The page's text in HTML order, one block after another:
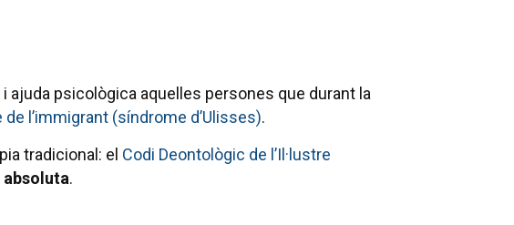
psicològica aquelles persones que durant la
de l’immigrant (síndrome d’Ulisses).
tradicional: el Codi Deontològic de l’Il·lustre
.